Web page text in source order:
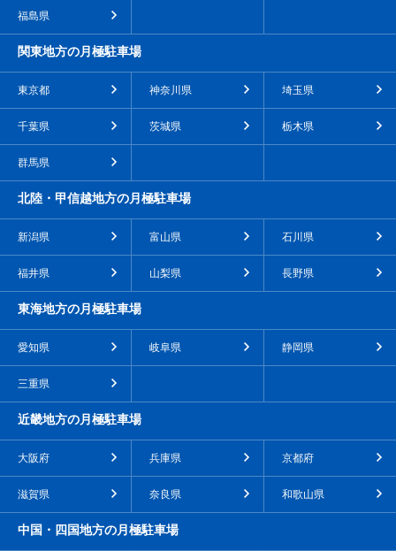
福島県
関東地方の月極駐車場
東京都 神奈川県 埼玉県
千葉県 茨城県 栃木県
群馬県
北陸・甲信越地方の月極駐車場
新潟県 富山県 石川県
福井県 山梨県 長野県
東海地方の月極駐車場
愛知県 岐阜県 静岡県
三重県
近畿地方の月極駐車場
大阪府 兵庫県 京都府
滋賀県 奈良県 和歌山県
中国・四国地方の月極駐車場